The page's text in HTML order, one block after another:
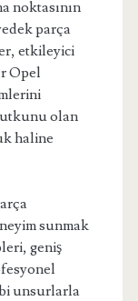
noktasının
parça
etkileyici
Opel
olan
haline
sunmak
geniş
unsurlarla